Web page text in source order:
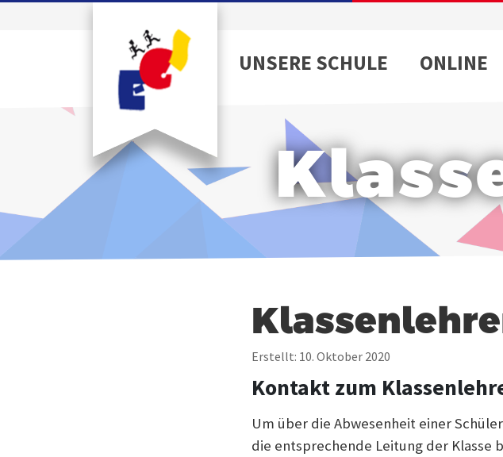
UNSERE SCHULE ONLINE
Erstellt: 10. Oktober 2020
Kontakt zum
Um über die Abwesenheit einer
die entsprechende Leitung der Klasse